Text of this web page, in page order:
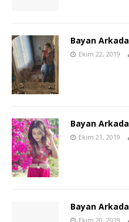
Bayan
Ekim 22, 2019
Bayan
Ekim 21, 2019
Bayan
Ekim 20, 2019